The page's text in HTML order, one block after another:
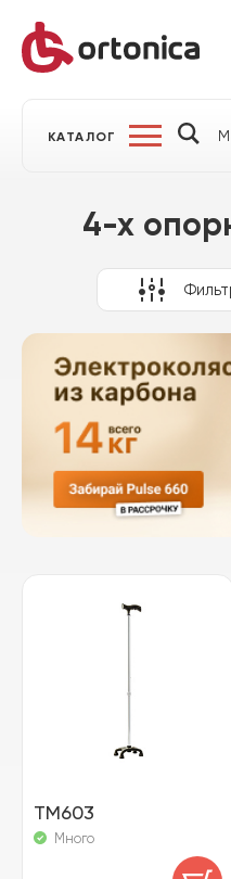
КАТАЛОГ
4-х
TM603
Много